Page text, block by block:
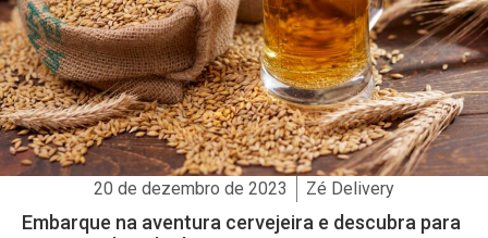
20 de dezembro de 2023 Zé Delivery
Embarque na aventura cervejeira e descubra para